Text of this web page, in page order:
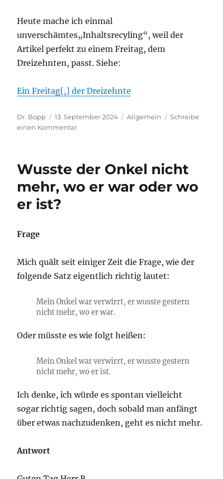
Heute mache ich einmal
unverschämtes„Inhaltsrecyling“, weil der
Artikel perfekt zu einem Freitag, dem
Dreizehnten, passt. Siehe:
Ein Freitag[,] der Dreizehnte
Autor
Dr. Bopp
Veröffentlicht
am
13. September 2024 Kategorien
Allgemein
Schreibe
einen Kommentarzu
dem
Wusste der Onkel nicht
mehr, wo er war oder wo
er ist?
Frage
Mich quält seit einiger Zeit die Frage, wie der
folgende Satz eigentlich richtig lautet:
Mein Onkel war verwirrt, er wusste gestern
nicht mehr, wo er war.
Oder müsste es wie folgt heißen:
Mein Onkel war verwirrt, er wusste gestern
nicht mehr, wo er ist.
Ich denke, ich würde es spontan vielleicht
sogar richtig sagen, doch sobald man anfängt
über etwas nachzudenken, geht es nicht mehr.
Antwort